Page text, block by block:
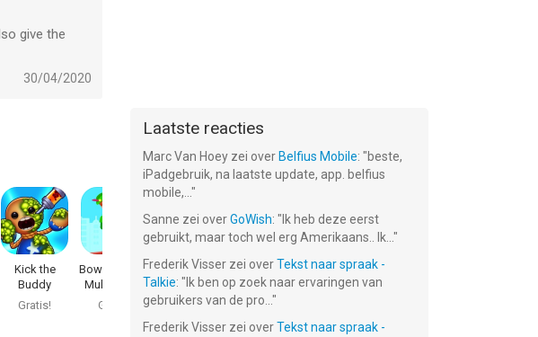
give the
30/04/2020
Kick the
Buddy
Gratis!
Bowmasters -
Multiplayer-
Gratis!
Tomb of the
Mask: Pixel
Maze
Gratis!
Laatste reacties
Marc Van Hoey zei over Belfius Mobile: "beste,
iPadgebruik, na laatste update, app. belfius
mobile,... "
Sanne zei overGoWish: " Ik heb deze eerst
gebruikt, maar toch wel erg Amerikaans.. Ik... "
Frederik Visser zei overTekst naar spraak -
Talkie: " Ik ben op zoek naar ervaringen van
gebruikers van de pro... "
Frederik Visser zei overTekst naar spraak -